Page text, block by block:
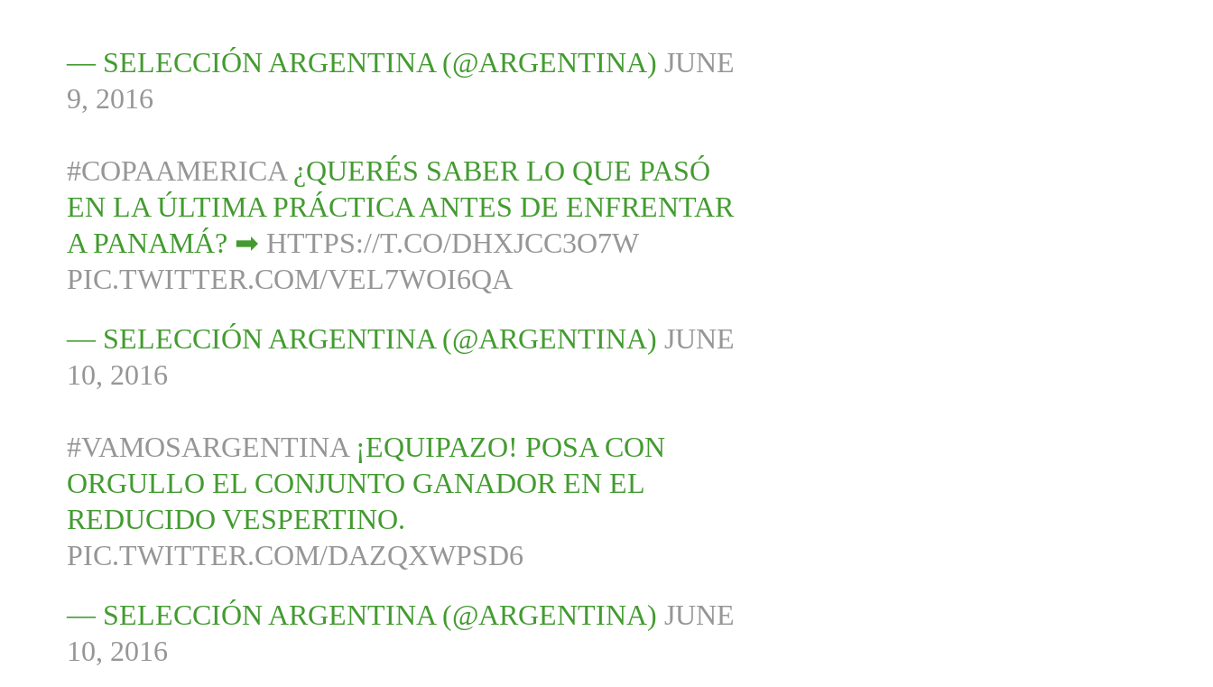
— SELECCIÓN ARGENTINA (@ARGENTINA) JUNE
9, 2016
#COPAAMERICA¿QUERÉS SABER LO QUE PASÓ
EN LA ÚLTIMA PRÁCTICA ANTES DE ENFRENTAR
A PANAMÁ? ➡ HTTPS://T.CO/DHXJCC3O7W
PIC.TWITTER.COM/VEL7WOI6QA
— SELECCIÓN ARGENTINA (@ARGENTINA) JUNE
10, 2016
#VAMOSARGENTINA¡EQUIPAZO! POSA CON
ORGULLO EL CONJUNTO GANADOR EN EL
REDUCIDO VESPERTINO.
PIC.TWITTER.COM/DAZQXWPSD6
— SELECCIÓN ARGENTINA (@ARGENTINA) JUNE
10, 2016